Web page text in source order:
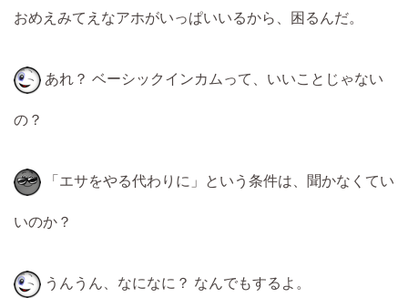
おめえみてえなアホがいっぱいいるから、困るんだ。
あれ？ ベーシックインカムって、いいことじゃない
の？
「エサをやる代わりに」という条件は、聞かなくてい
いのか？
うんうん、なになに？ なんでもするよ。